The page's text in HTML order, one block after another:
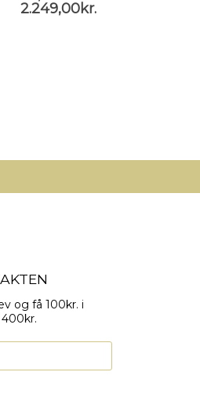
2.249,00kr.
og få 100kr. i